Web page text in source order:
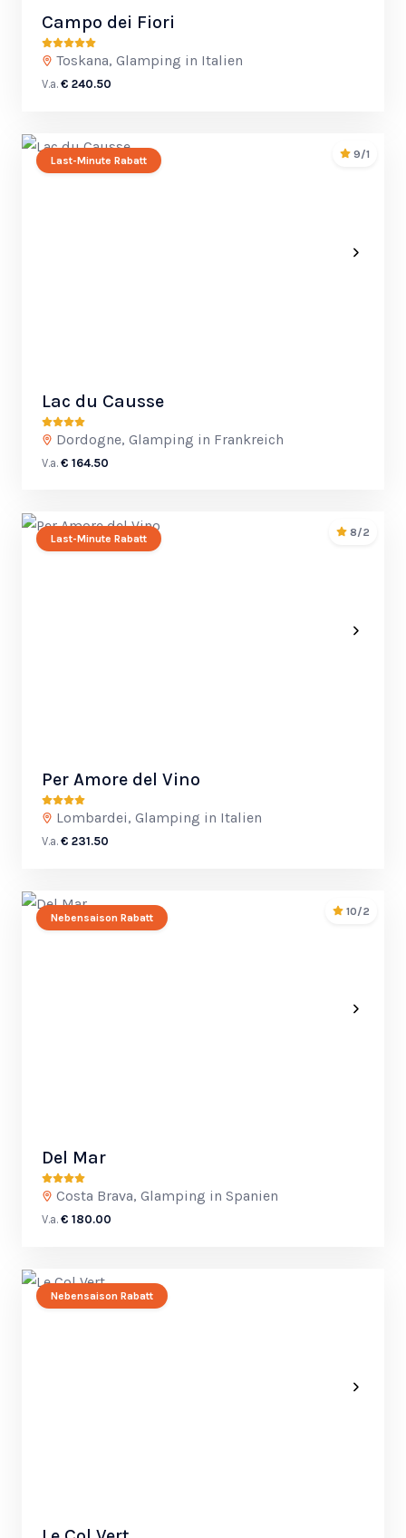
Campo dei Fiori
Toskana, Glamping in Italien
V.a. € 240.50
Last-Minute Rabatt 9/1
Lac du Causse
Dordogne, Glamping in Frankreich
V.a. € 164.50
Last-Minute Rabatt 8/2
Per Amore del Vino
Lombardei, Glamping in Italien
V.a. € 231.50
Nebensaison Rabatt 10/2
Del Mar
Costa Brava, Glamping in Spanien
V.a. € 180.00
Nebensaison Rabatt